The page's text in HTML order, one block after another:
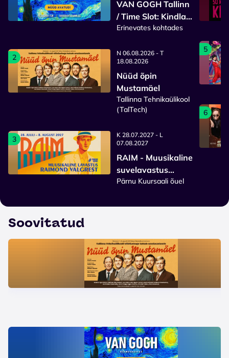
VAN GOGH Tallinn
/ Time Slot: Kindla
sisenemisajaga
Erinevates kohtades
2
N 06.08.2026 - T
18.08.2026
Nüüd õpin
Mustamäel
Tallinna Tehnikaülikool
(TalTech)
3
K 28.07.2027 - L
07.08.2027
RAIM - Muusikaline
suvelavastus
Raimond Valgrest
Pärnu Kuursaali õuel
5
6
Soovitatud